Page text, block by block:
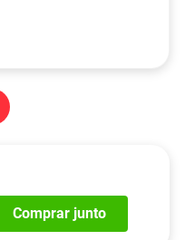
Comprar junto